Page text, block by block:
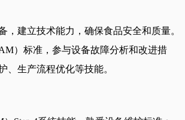
，建立技术能力，确保食品安全和质量。
）标准，参与设备故障分析和改进措
、生产流程优化等技能。